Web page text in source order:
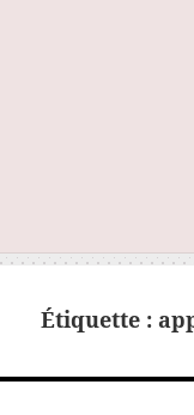
Étiquette :